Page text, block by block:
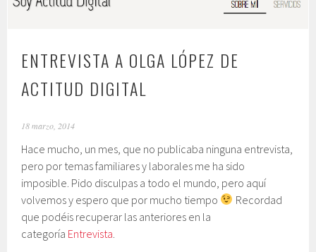
ENTREVISTA A OLGA LÓPEZ DE
ACTITUD DIGITAL
18 marzo, 2014
Hace mucho, un mes, que no publicaba ninguna entrevista,
pero por temas familiares y laborales me ha sido
imposible. Pido disculpas a todo el mundo, pero aquí
volvemos y espero que por mucho tiempo
Recordad
que podéis recuperar las anteriores en la
categoría Entrevista